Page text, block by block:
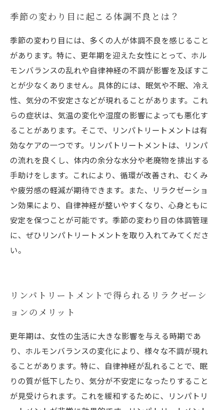
季節の変わり目に起こる体調不良とは？
季節の変わり目には、多くの人が体調不良を感じること
があります。特に、更年期を迎えた女性にとって、ホル
モンバランスの乱れや自律神経の不調が影響を及ぼすこ
とが少なくありません。具体的には、眠気や不眠、冷え
性、気分の不安定さなどが現れることがあります。これ
らの症状は、気温の変化や湿度の影響によっても悪化す
ることがあります。そこで、リンパトリートメントは有
効なケアの一つです。リンパトリートメントは、リンパ
の流れを良くし、体内の余分な水分や老廃物を排出する
手助けをします。これにより、循環が改善され、むくみ
や疲労感の軽減が期待できます。また、リラクゼーショ
ン効果により、自律神経が整いやすくなり、心身ともに
安定を保つことが可能です。季節の変わり目の体調管理
に、ぜひリンパトリートメントを取り入れてみてくださ
い。
リンパトリートメントで得られるリラクゼーシ
ョンのメリット
更年期は、女性の生活に大きな影響を与える時期であ
り、ホルモンバランスの変化により、様々な不調が現れ
ることがあります。特に、自律神経が乱れることで、眠
りの質が低下したり、気分が不安定になったりすること
が見受けられます。これを緩和するために、リンパトリ